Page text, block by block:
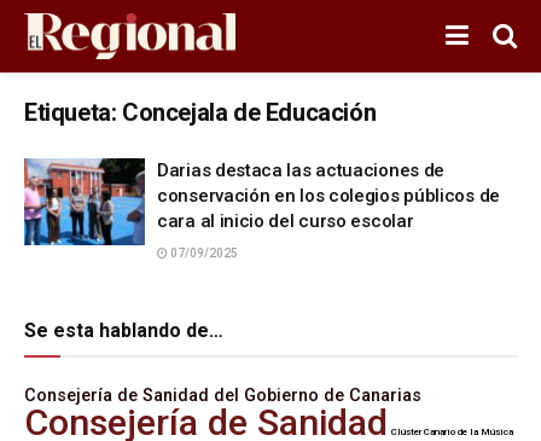
Etiqueta: Concejala de Educación
Darias destaca las actuaciones de
conservación en los colegios públicos de
cara al inicio del curso escolar
07/09/2025
Se esta hablando de…
Consejería de Sanidad del Gobierno de Canarias
Consejería de Sanidad Clúster Canario de la Música